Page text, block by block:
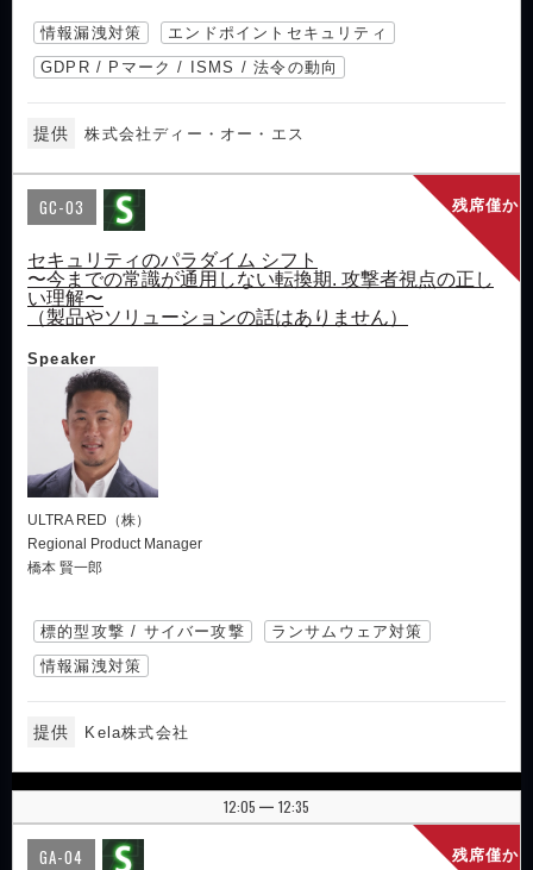
情報漏洩対策
エンドポイントセキュリティ
GDPR / Pマーク / ISMS / 法令の動向
提供 株式会社ディー・オー・エス
残席僅か
GC-03
セキュリティのパラダイム シフト
〜今までの常識が通用しない転換期. 攻撃者視点の正し
い理解〜
（製品やソリューションの話はありません）
Speaker
ULTRA RED（株）
Regional Product Manager
橋本 賢一郎
標的型攻撃 / サイバー攻撃
ランサムウェア対策
情報漏洩対策
提供 Kela株式会社
12:05 | 12:35
残席僅か
GA-04